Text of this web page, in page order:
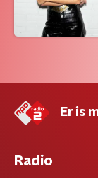
Er is
Radio